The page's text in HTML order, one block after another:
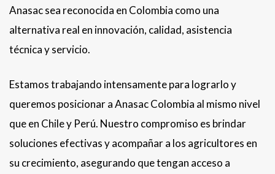
Anasac sea reconocida en Colombia como una
alternativa real en innovación, calidad, asistencia
técnica y servicio.
Estamos trabajando intensamente para lograrlo y
queremos posicionar a Anasac Colombia al mismo nivel
que en Chile y Perú. Nuestro compromiso es brindar
soluciones efectivas y acompañar a los agricultores en
su crecimiento, asegurando que tengan acceso a